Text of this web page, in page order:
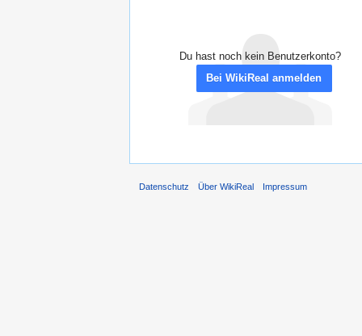
Du hast noch kein Benutzerkonto?
Bei WikiReal anmelden
Datenschutz Über WikiReal Impressum